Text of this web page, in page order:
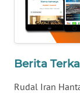
Berita
Rudal Iran
WN
BABEL
WN